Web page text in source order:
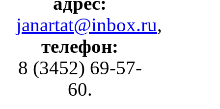
janartat@inbox.ru,
телефон:
8 (3452) 69-57-
60.